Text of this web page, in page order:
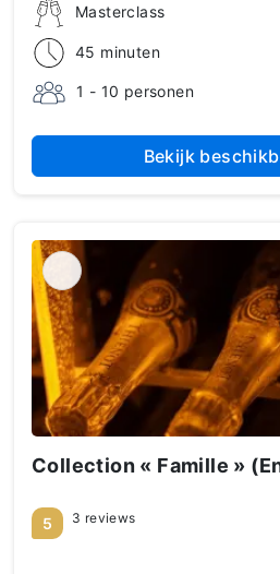
Masterclass
45 minuten
1 - 10 personen
Bekijk
Collection « Famille »
5 3 reviews